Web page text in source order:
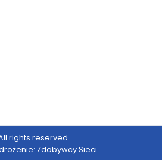
rights reserved
Zdobywcy Sieci